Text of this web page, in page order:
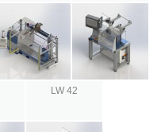
LW 42